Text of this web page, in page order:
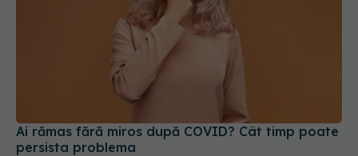
Ai rămas fără miros după COVID? Cât timp poate
persista problema